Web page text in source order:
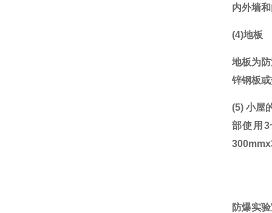
内外墙
(4)地板
地板为
锌钢板
(5) 小屋
部使用
防爆实